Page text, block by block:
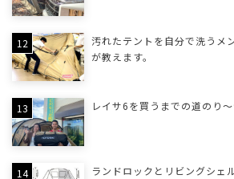
汚れたテントを自分で洗うメ
が教えます。
レイサ6を買うまでの道のり
ランドロックとリビングシェ